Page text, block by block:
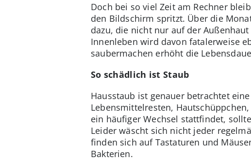
Doch bei so viel Zeit am Rechner
den Bildschirm spritzt. Über die
dazu, die nicht nur auf der
Innenleben wird davon fatalerweise
saubermachen erhöht die
So schädlich ist Staub
Hausstaub ist genauer betrachtet
Lebensmittelresten,
ein häufiger Wechsel stattfindet,
Leider wäscht sich nicht jeder
finden sich auf Tastaturen und
Bakterien.